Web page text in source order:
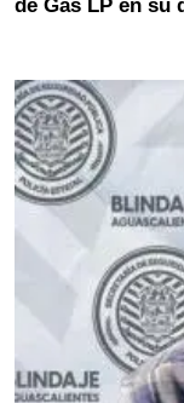
de Gas LP en su